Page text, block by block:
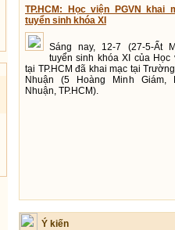
TP.HCM: Học viện PGVN khai
tuyển sinh khóa XI
Sáng nay, 12-7 (27-5-Ất
tuyển sinh khóa XI của Học
tại TP.HCM đã khai mạc tại
Nhuận (5 Hoàng Minh Giám,
Nhuận, TP.HCM).
Ý kiến